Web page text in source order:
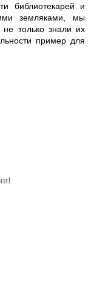
библиотекарей и
земляками, мы
только знали их
пример для